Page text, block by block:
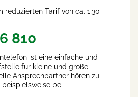
reduzierten Tarif von ca. 1,30
810
ist eine einfache und
für kleine und große
Ansprechpartner hören zu
bei